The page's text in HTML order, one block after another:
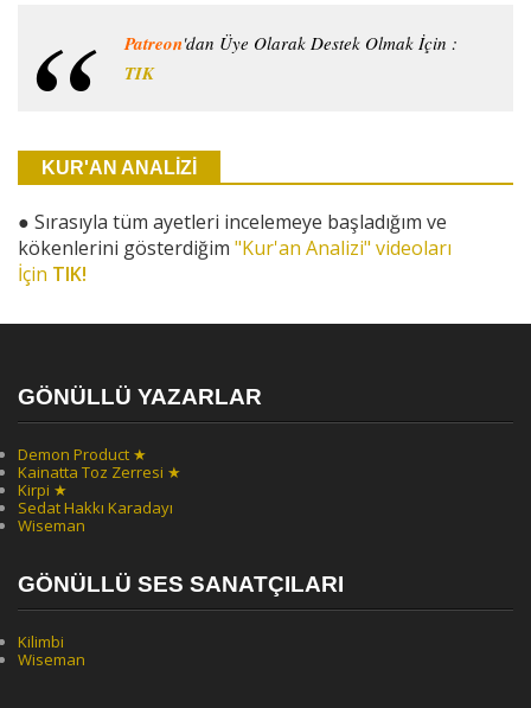
Patreon'dan Üye Olarak Destek Olmak İçin :
TIK
KUR'AN ANALİZİ
● Sırasıyla tüm ayetleri incelemeye başladığım ve
kökenlerini gösterdiğim "Kur'an Analizi" videoları
İçin TIK!
GÖNÜLLÜ YAZARLAR
Demon Product ★
Kainatta Toz Zerresi ★
Kirpi ★
Sedat Hakkı Karadayı
Wiseman
GÖNÜLLÜ SES SANATÇILARI
Kilimbi
Wiseman